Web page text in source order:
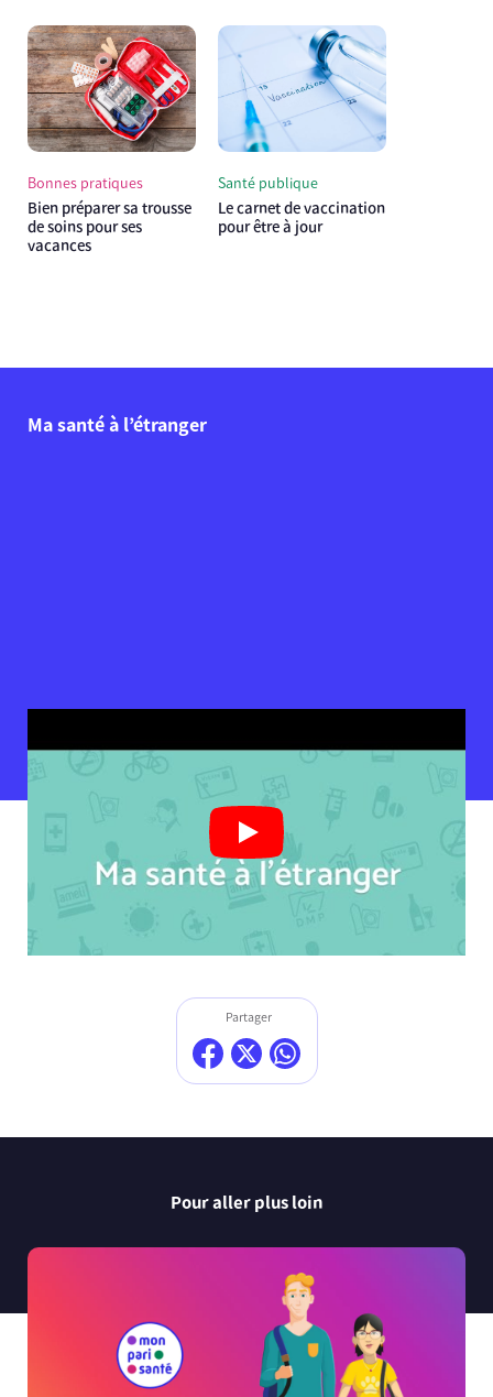
Bonnes pratiques
Bien préparer sa trousse
de soins pour ses
vacances
Santé publique
Le carnet de vaccination
pour être à jour
Ma santé à l’étranger
#voyage #CEAM
Partager
Pour aller plus loin